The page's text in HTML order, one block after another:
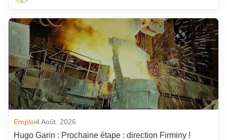
Emploi4 Août. 2026
Hugo Garin : Prochaine étape : direction Firminy !